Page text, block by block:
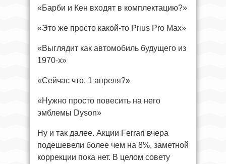
«Барби и Кен входят в комплектацию?»
«Это же просто какой-то Prius Pro Max»
«Выглядит как автомобиль будущего из
1970-х»
«Сейчас что, 1 апреля?»
«Нужно просто повесить на него
эмблемы Dyson»
Ну и так далее. Акции Ferrari вчера
подешевели более чем на 8%, заметной
коррекции пока нет. В целом совету